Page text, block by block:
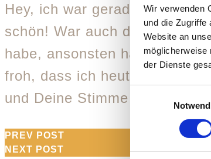
Wir verwenden
und die Zugriffe
Website an
möglicherweise
der Dienste
Hey, ich war gerade bei
schön! War auch das erste
habe, ansonsten habe ich
froh, dass ich heute dabei
und Deine Stimme ist sehr
PREV POST
NEXT POST